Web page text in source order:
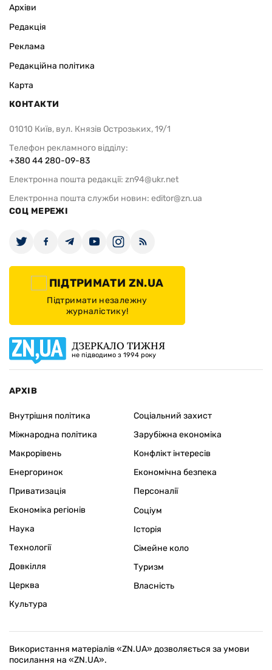
Архіви
Редакція
Реклама
Редакційна політика
Карта
КОНТАКТИ
01010 Київ, вул. Князів Острозьких, 19/1
Телефон рекламного відділу:
+380 44 280-09-83
Електронна пошта редакції: zn94@ukr.net
Електронна пошта служби новин: editor@zn.ua
СОЦ МЕРЕЖІ
ПІДТРИМАТИ ZN.UA
Підтримати незалежну
журналістику!
ДЗЕРКАЛО ТИЖНЯ
не підводимо з 1994 року
АРХІВ
Внутрішня політика
Міжнародна політика
Макрорівень
Енергоринок
Приватизація
Економіка регіонів
Соціальний захист
Зарубіжна економіка
Конфлікт інтересів
Економічна безпека
Персоналії
Наука
Технології
Довкілля
Церква
Культура
Соціум
Історія
Сімейне коло
Туризм
Власність
Використання матеріалів «ZN.UA» дозволяється за умови
посилання на «ZN.UA».